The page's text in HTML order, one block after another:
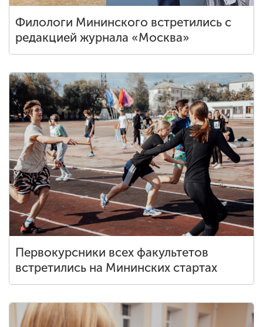
Филологи Мининского встретились с
редакцией журнала «Москва»
Первокурсники всех факультетов
встретились на Мининских стартах